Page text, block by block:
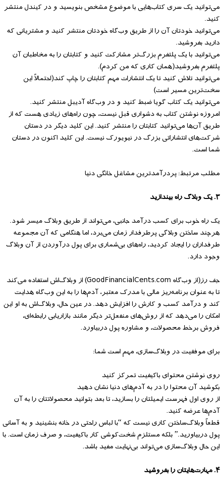
می‌توانید یک سری کتاب‌هایی با موضوع مشخص بنویسید و در کیندل منتشر
کنید.
می‌توانید خودتان آن را از طریق وب‌گاه خودتان منتشر کنید و مشتریانی که
دارید بفروشید.
می‌توانید با یک پلتفرم بزرگ‌تر مشارکت کنید و کتابتان را به مخاطبان آن
پلتفرم بفروشید(همان کاری که من کردم).
می‌توانید تلاش کنید تا یک انتشارات مهم کتابتان را چاپ کند(احتمالاً این
سخت‌ترین مسیر است)
می‌توانید یک کتاب گویا ضبط کنید و در وب‌گاه آدیبل منتشر کنید.
امروزه نوشتن کتاب به دشواری قبل نیست، چون راه‌های زیادی هست که از
طریق آن‌ها می‌توانید کتابتان را منتشر کنید. این کلید دیگر در دستان
شرکت‌های انتشاراتی بزرگ در نیویورک نیست. این کلید اکنون در دستان
شما است.
مطلب مرتبط: پردرآمد‌ترین مشاغل خانگی دنیا
۳. یک وبلاگ راه بیندازید
یک راه خوب برای کسب درآمد جانبی، می‌تواند از طریق وبلاگ میسر شود.
هرچند ساختن وبلاگی پرطرفدار زمان می‌برد، اما هنگامی که آن مجموعه
طرفداران را ایجاد کردید، راه‌های بی‌شماری برای پول درآوردن از آن وبلاگ
وجود دارد.
جف رز(از وب‌گاه GoodFinancialCents.com) از وبلاگ‌اش استفاده می‌کند
تا به عنوان برنامه‌ریز مالی با مدرک معتبر، آدم‌ها را به این وب‌گاه هدایت
کند و درآمد کسب و کارش را افزایش دهد. در عین حال، وبلاگ‌اش به او این
امکان را می‌دهد که از روش‌های منفعل‌تر دیگر مانند بازاریابی رابطه‌ای،
فروش برخط محصولات، و مشاوره پول دربیاورد. ‌
برای موفقیت در وبلاگ‌سازی، مهم است شما:
روی نوشتن محتوای باکیفیت تمرکز کنید
بکوشید آن محتوا را در به آدم‌های دنیا نشان دهید
از روی اول فهرست ایمیلتان را بسازید، تا بعد بتوانید محصولاتتان را به آن
آدم‌ها عرضه کنید.
قطعاً وبلاگ‌ساختن کاری نیست که “با لباس راحتی در خانه بنشینید و به آسانی
پول دربیاورید.” بلکه مستلزم شخت‌کوشی کار باکیفیت، و صرف زمان است. با
این حال وبلاگ‌سازی می‌تواند بی‌نهایت مفید باشد.
۴. مهارت‌هایتان را بفروشید